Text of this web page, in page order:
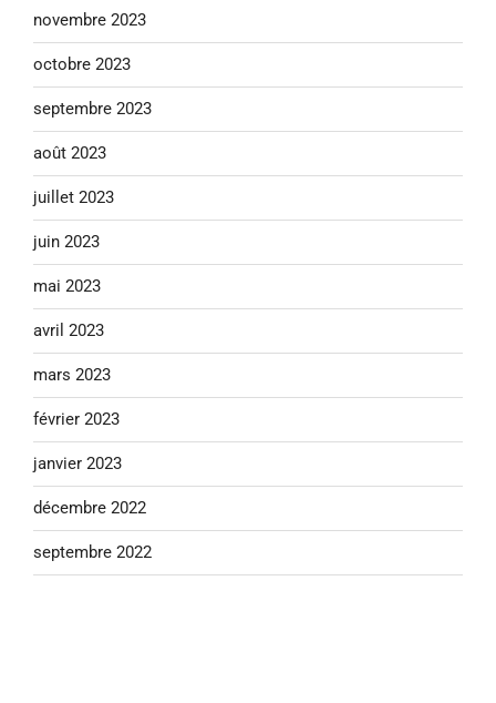
novembre 2023
octobre 2023
septembre 2023
août 2023
juillet 2023
juin 2023
mai 2023
avril 2023
mars 2023
février 2023
janvier 2023
décembre 2022
septembre 2022